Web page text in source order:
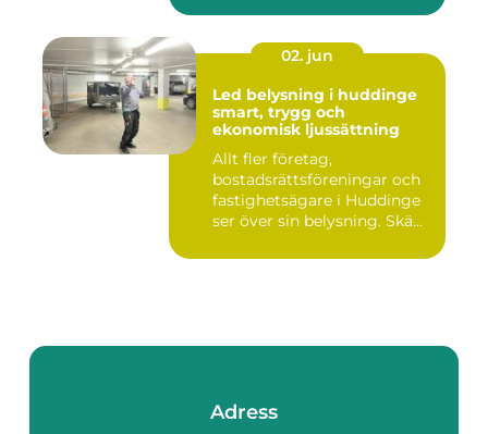
02. jun
Led belysning i huddinge
smart, trygg och
ekonomisk ljussättning
Allt fler företag,
bostadsrättsföreningar och
fastighetsägare i Huddinge
ser över sin belysning. Skä...
Adress